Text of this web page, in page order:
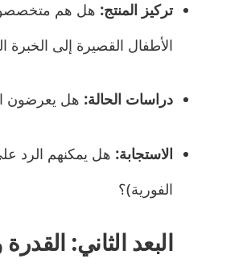
تركيز المنتج: هل هم متخصصون
الأطفال القصيرة إلى الخبرة
دراسات الحالة: هل يعرضون
الاستجابة: هل يمكنهم الرد
الفورية)؟
البعد الثاني: